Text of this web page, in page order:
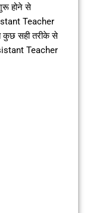
होने से
Teacher
कुछ सही तरीके से
Teacher